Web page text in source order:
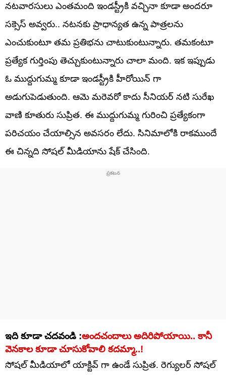
నటవారసులు ఎంతమంది ఇండస్ట్రీకి వచ్చినా కూడా అందరూ
సక్సెస్ అవ్వరు.. నటనకు ప్రాధాన్యత ఉన్న పాత్రలను
ఎంచుకుంటూ తమ ప్రతిభను చాటుకుంటున్నారు. తమకంటూ
ప్రత్యేక గుర్తింపు తెచ్చుకుంటున్నారు చాలా మంది. ఇక ఇప్పుడు
ఓ ముద్దుగుమ్మ కూడా ఇండస్ట్రీకి హీరోయిన్ గా
అడుగుపెడుతుంది. ఆమె మరెవరో కాదు సీనియర్ నటి సురేఖ
వాణి కూతురు సుప్రిత. ఈ ముద్దుగుమ్మ గురించి ప్రత్యేకంగా
పరిచయం చేయాల్సిన అవసరం లేదు. సినిమాలోకి రాకముందే
ఈ చిన్నది సోషల్ మీడియాను షేక్ చేసింది.
ఇది కూడా చదవండి :అందచందాలు అదిరిపోయాయి.. కానీ
వెనకాల కూడా చూసుకోవాలి కదమ్మా..!
సోషల్ మీడియాలో యాక్టివ్ గా ఉండే సుప్రిత. రెగ్యులర్ సోషల్